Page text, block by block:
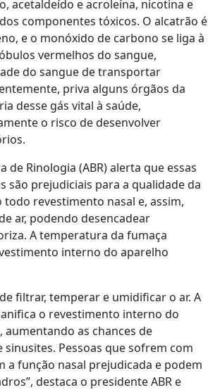
acetaldeído e acroleína, nicotina e
componentes tóxicos. O alcatrão é
e o monóxido de carbono se liga à
vermelhos do sangue,
do sangue de transportar
priva alguns órgãos da
desse gás vital à saúde,
o risco de desenvolver
de Rinologia (ABR) alerta que essas
são prejudiciais para a qualidade da
revestimento nasal e, assim,
ar, podendo desencadear
A temperatura da fumaça
interno do aparelho
filtrar, temperar e umidificar o ar. A
o revestimento interno do
aumentando as chances de
Pessoas que sofrem com
a função nasal prejudicada e podem
destaca o presidente ABR e